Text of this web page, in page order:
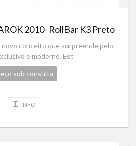
2010- RollBar K3 Preto
novo conceito que surpreende pelo
e moderno. Est
sob consulta
INFO